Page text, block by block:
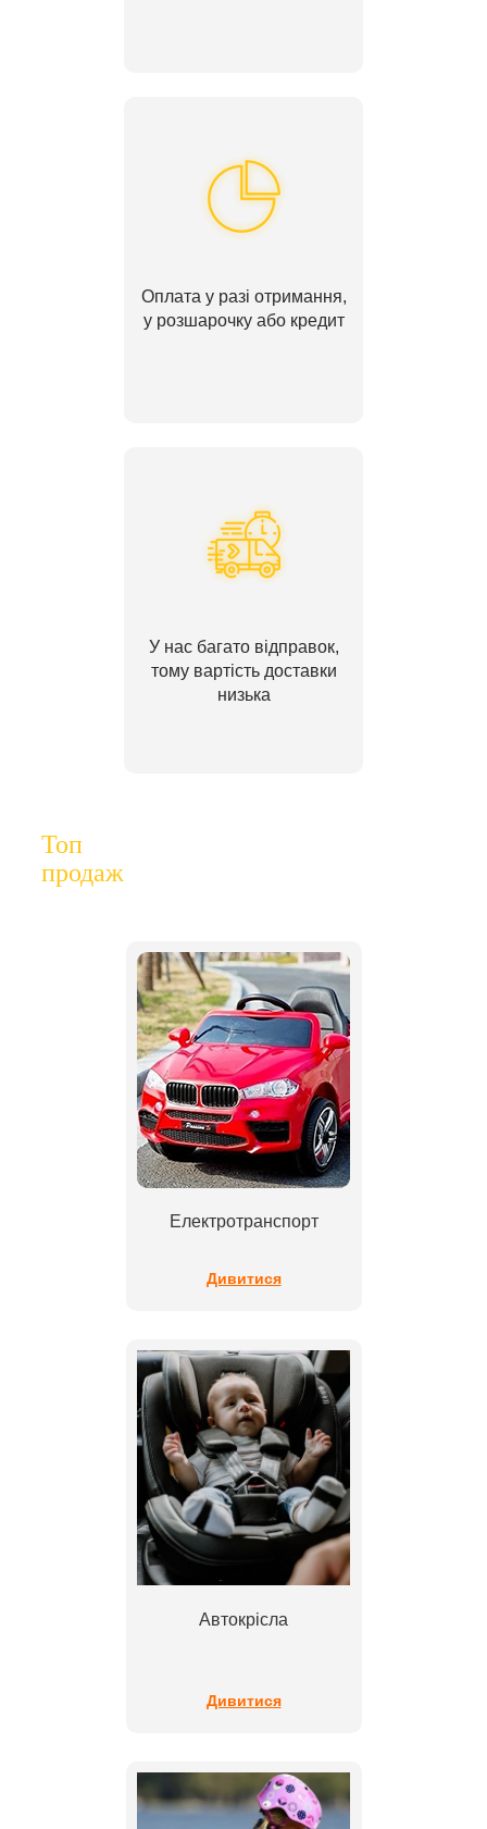
Оплата у разі отримання,
у розшарочку або кредит
У нас багато відправок,
тому вартість доставки
низька
Топ
продаж
Електротранспорт
Дивитися
Автокрісла
Дивитися